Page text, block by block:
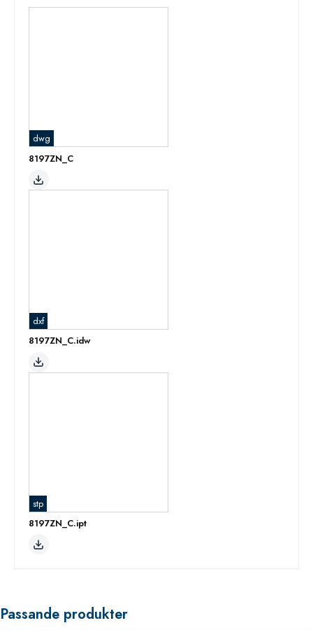
dwg
8197ZN_C
dxf
8197ZN_C.idw
stp
8197ZN_C.ipt
Passande produkter